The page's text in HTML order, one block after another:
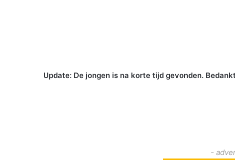
Update: De jongen is na korte tijd gevonden.
-